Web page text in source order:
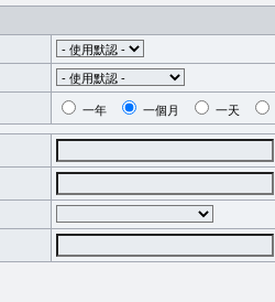
一年 一個月 一天